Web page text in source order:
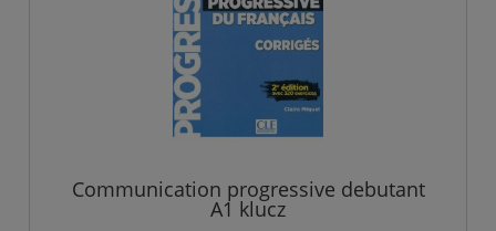
Communication progressive debutant
A1 klucz